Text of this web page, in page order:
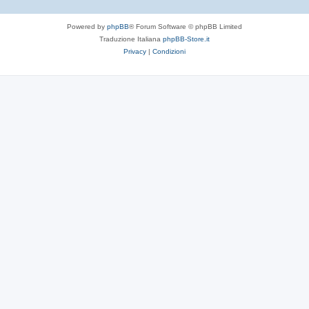
Powered by phpBB® Forum Software © phpBB Limited
Traduzione Italiana phpBB-Store.it
Privacy | Condizioni